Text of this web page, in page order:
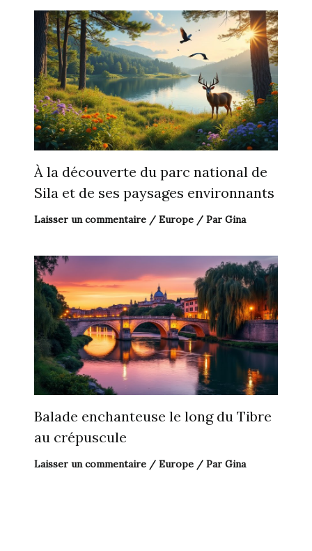
À la découverte du parc national de
Sila et de ses paysages environnants
Laisser un commentaire / Europe/ Par Gina
Balade enchanteuse le long du Tibre
au crépuscule
Laisser un commentaire / Europe/ Par Gina